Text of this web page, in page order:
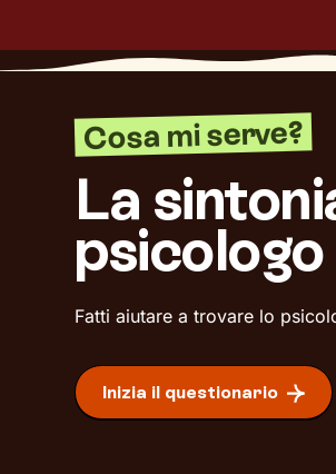
Cosa mi serve?
La
Fatti aiutare a trovare lo
Inizia il questionario